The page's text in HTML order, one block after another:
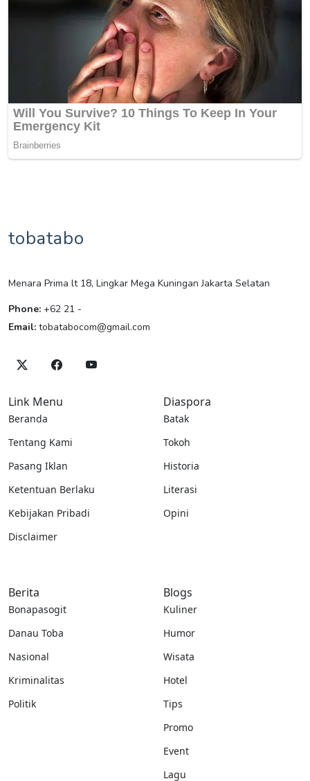
tobatabo
Menara Prima lt 18, Lingkar Mega Kuningan Jakarta Selatan
Phone: +62 21 -
Email: tobatabocom@gmail.com
Link Menu
Beranda
Tentang Kami
Pasang Iklan
Ketentuan Berlaku
Kebijakan Pribadi
Disclaimer
Diaspora
Batak
Tokoh
Historia
Literasi
Opini
Berita
Bonapasogit
Danau Toba
Nasional
Kriminalitas
Politik
Blogs
Kuliner
Humor
Wisata
Hotel
Tips
Promo
Event
Lagu